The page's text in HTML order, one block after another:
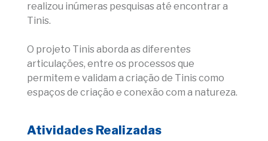
realizou inúmeras pesquisas até encontrar a
Tinis.
O projeto Tinis aborda as diferentes
articulações, entre os processos que
permitem e validam a criação de Tinis como
espaços de criação e conexão com a natureza.
Atividades Realizadas